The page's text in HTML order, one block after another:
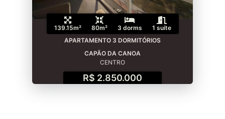
139.15m² 80m² 3 dorms
1 suíte
APARTAMENTO 3 DORMITÓRIOS
CAPÃO DA CANOA
CENTRO
R$ 2.850.000